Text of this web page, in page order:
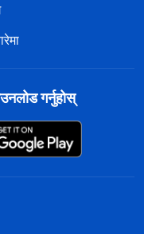
गर्नुहोस्